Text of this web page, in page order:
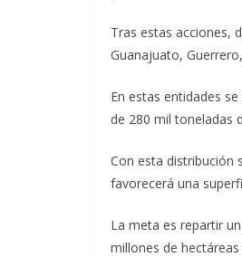
Tras estas acciones,
Guanajuato,
En estas entidades
de 280 mil toneladas
Con esta distribución
favorecerá una
La meta es repartir
millones de